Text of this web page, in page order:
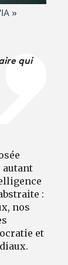
»
qui
autant
:
nos
et